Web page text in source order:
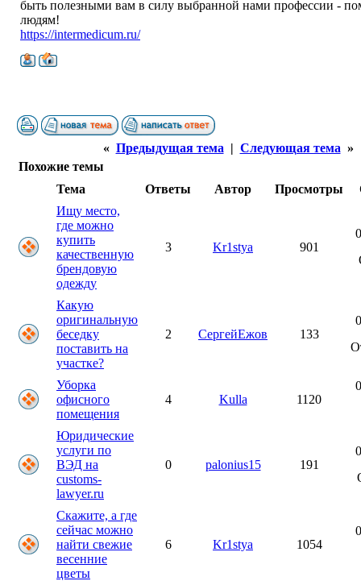
быть полезными вам в силу выбранной нами профессии -
людям!
https://intermedicum.ru/
« Предыдущая тема | Следующая тема »
Похожие темы
Тема
Ответы Автор Просмотры
Ищу место,
где можно
купить
качественную
брендовую
одежду
3 Kr1stya 901
Какую
оригинальную
беседку
поставить на
участке?
2 СергейЕжов 133
Уборка
офисного
помещения
4 Kulla 1120
Юридические
услуги по
ВЭД на
customs-
lawyer.ru
0 palonius15 191
Скажите, а где
сейчас можно
найти свежие
весенние
цветы
6 Kr1stya 1054